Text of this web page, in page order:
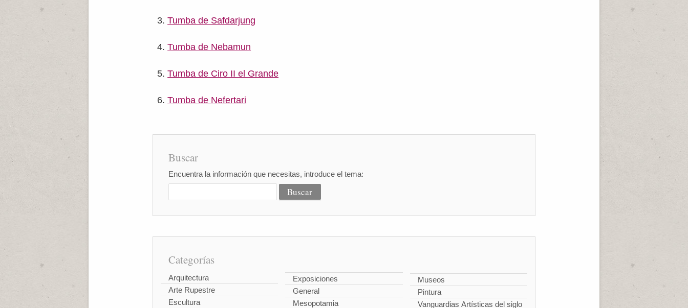
Tumba de Safdarjung
Tumba de Nebamun
Tumba de Ciro II el Grande
Tumba de Nefertari
Buscar
Encuentra la información que necesitas, introduce el tema:
Categorías
Arquitectura
Arte Rupestre
Escultura
Exposiciones
General
Mesopotamia
Museos
Pintura
Vanguardias Artísticas del siglo